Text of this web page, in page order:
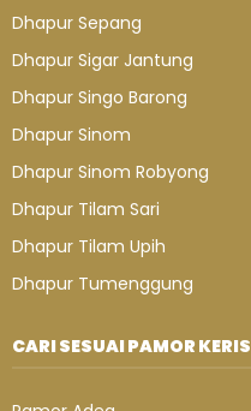
Dhapur Sepang
Dhapur Sigar Jantung
Dhapur Singo Barong
Dhapur Sinom
Dhapur Sinom Robyong
Dhapur Tilam Sari
Dhapur Tilam Upih
Dhapur Tumenggung
CARI SESUAI PAMOR KERIS